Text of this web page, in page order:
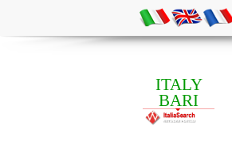
ITALY
BARI